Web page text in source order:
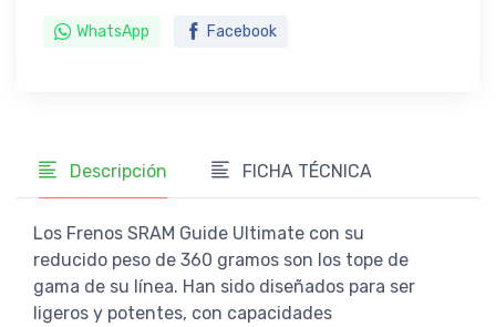
WhatsApp Facebook
Descripción FICHA TÉCNICA
Los Frenos SRAM Guide Ultimate con su
reducido peso de 360 gramos son los tope de
gama de su línea. Han sido diseñados para ser
ligeros y potentes, con capacidades